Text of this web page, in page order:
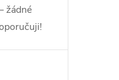
žádné